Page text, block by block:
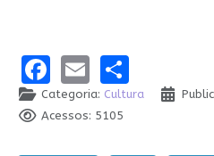
Facebook
EmailShare
Categoria: Cultura
Acessos: 5105